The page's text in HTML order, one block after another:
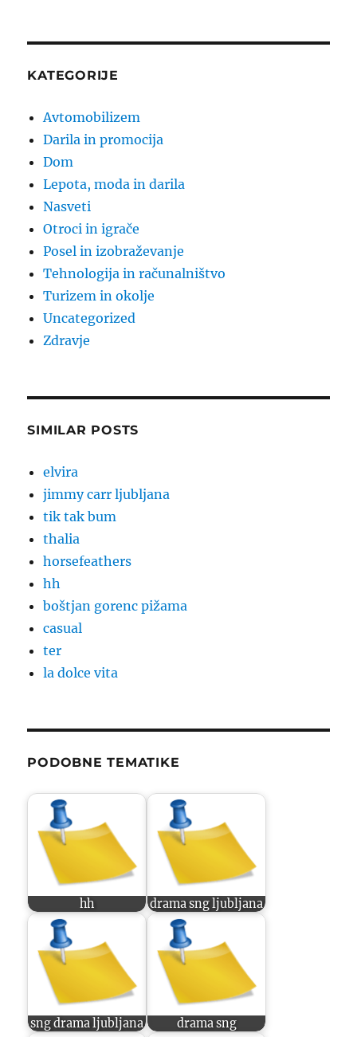
KATEGORIJE
Avtomobilizem
Darila in promocija
Dom
Lepota, moda in darila
Nasveti
Otroci in igrače
Posel in izobraževanje
Tehnologija in računalništvo
Turizem in okolje
Uncategorized
Zdravje
SIMILAR POSTS
elvira
jimmy carr ljubljana
tik tak bum
thalia
horsefeathers
hh
boštjan gorenc pižama
casual
ter
la dolce vita
PODOBNE TEMATIKE
hh drama sng ljubljana
sng drama ljubljana drama sng